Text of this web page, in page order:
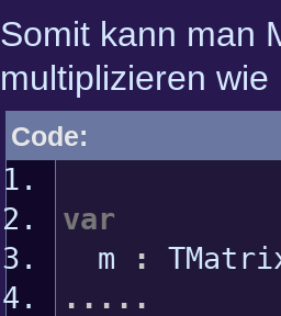
Somit kann man
multiplizieren wie
Code:
var
m
:
.....